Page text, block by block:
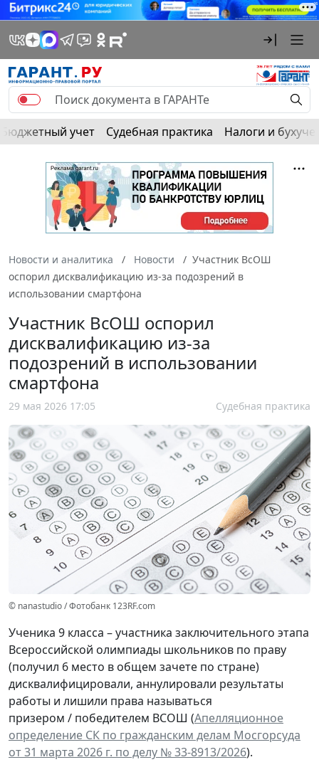
Бюджетный учет Судебная практика Налоги и
Новости и аналитика Новости
Участник ВсОШ
оспорил дисквалификацию из-за подозрений в
использовании смартфона
Участник ВсОШ оспорил
дисквалификацию из-за
подозрений в использовании
смартфона
29 мая 2026 17:05 Судебная практика
© nanastudio / Фотобанк 123RF.com
Ученика 9 класса – участника заключительного этапа
Всероссийской олимпиады школьников по праву
(получил 6 место в общем зачете по стране)
дисквалифицировали, аннулировали результаты
работы и лишили права называться
призером / победителем ВСОШ (Апелляционное
определение СК по гражданским делам Мосгорсуда
от 31 марта 2026 г. по делу № 33-8913/2026).